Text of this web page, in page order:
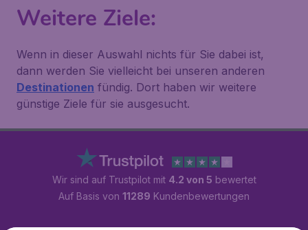
Weitere Ziele:
Wenn in dieser Auswahl nichts für Sie dabei ist,
dann werden Sie vielleicht bei unseren anderen
Destinationen fündig. Dort haben wir weitere
günstige Ziele für sie ausgesucht.
Wir sind auf Trustpilot mit 4.2 von 5 bewertet
Auf Basis von 11289 Kundenbewertungen